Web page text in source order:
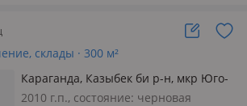
склады · 300 м²
Караганда, Казыбек би р-н, мкр Юго-
Восток, Космонавтов 1а/10 — Бухар
2010 г.п., состояние: черновая